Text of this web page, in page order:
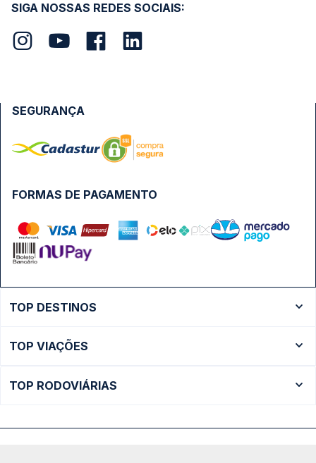
SIGA NOSSAS REDES SOCIAIS:
FORMAS DE PAGAMENTO
SEGURANÇA
TOP DESTINOS
Ônibus São Paulo
TOP VIAÇÕES
TOP RODOVIÁRIAS